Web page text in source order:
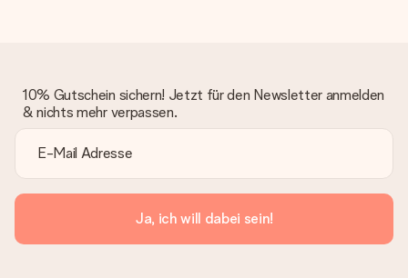
10% Gutschein sichern! Jetzt für den Newsletter anmelden
& nichts mehr verpassen.
Ja, ich will dabei sein!